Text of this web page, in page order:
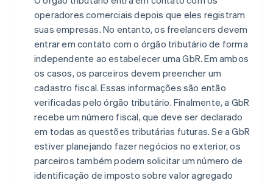
operadores comerciais depois que eles registram
suas empresas. No entanto, os freelancers devem
entrar em contato com o órgão tributário de forma
independente ao estabelecer uma GbR. Em ambos
os casos, os parceiros devem preencher um
cadastro fiscal. Essas informações são então
verificadas pelo órgão tributário. Finalmente, a GbR
recebe um número fiscal, que deve ser declarado
em todas as questões tributárias futuras. Se a GbR
estiver planejando fazer negócios no exterior, os
parceiros também podem solicitar um número de
identificação de imposto sobre valor agregado